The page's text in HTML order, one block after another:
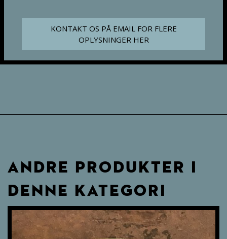
KONTAKT OS PÅ EMAIL FOR FLERE
OPLYSNINGER HER
ANDRE PRODUKTER I
DENNE KATEGORI